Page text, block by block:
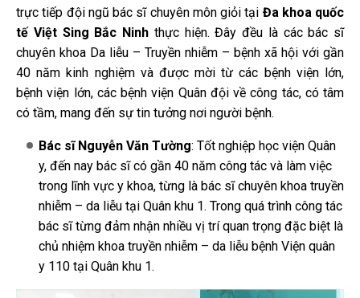
trực tiếp đội ngũ bác sĩ chuyên môn giỏi tại Đa khoa quốc
tế Việt Sing Bắc Ninh thực hiện. Đây đều là các bác sĩ
chuyên khoa Da liễu – Truyền nhiễm – bệnh xã hội với gần
40 năm kinh nghiệm và được mời từ các bệnh viện lớn,
bệnh viện lớn, các bệnh viện Quân đội về công tác, có tâm
có tầm, mang đến sự tin tưởng nơi người bệnh.
Bác sĩ Nguyễn Văn Tường: Tốt nghiệp học viện Quân
y, đến nay bác sĩ có gần 40 năm công tác và làm việc
trong lĩnh vực y khoa, từng là bác sĩ chuyên khoa truyền
nhiễm – da liễu tại Quân khu 1. Trong quá trình công tác
bác sĩ từng đảm nhận nhiều vị trí quan trọng đặc biệt là
chủ nhiệm khoa truyền nhiễm – da liễu bệnh Viện quân
y 110 tại Quân khu 1.